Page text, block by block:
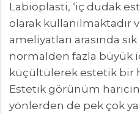
Labioplasti, ‘iç dudak
olarak kullanılmaktadır
ameliyatları arasında
normalden fazla büyük
küçültülerek estetik bir
Estetik görünüm
yönlerden de pek çok